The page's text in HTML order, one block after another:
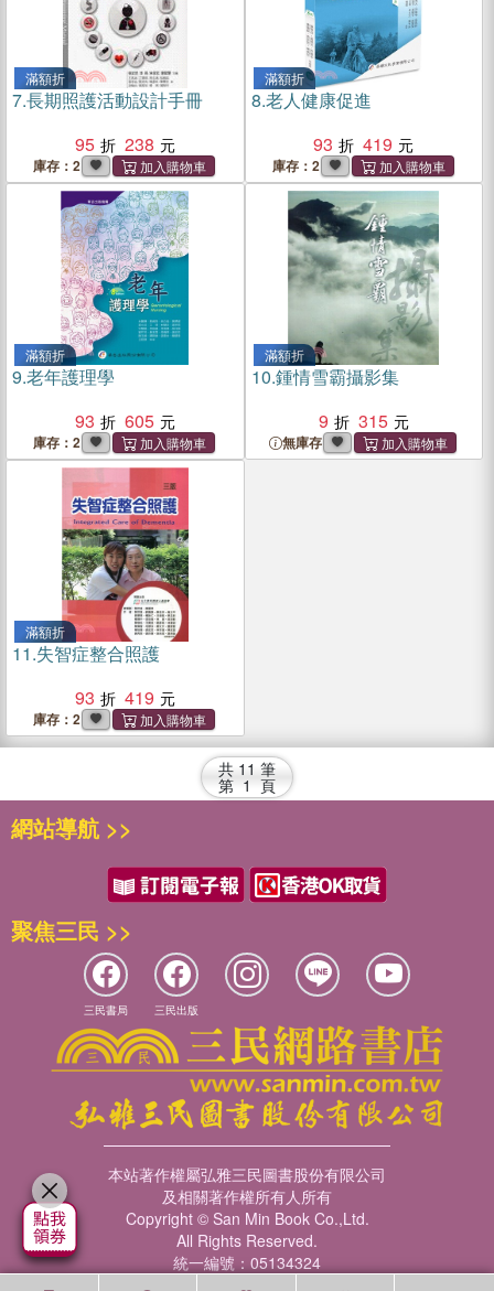
滿額折
7.長期照護活動設計手冊
95
238
庫存：2
滿額折
8.老人健康促進
93
419
庫存：2
滿額折
9.老年護理學
93
605
庫存：2
滿額折
10.鍾情雪霸攝影集
9
315
無庫存
滿額折
11.失智症整合照護
93
419
庫存：2
共 11 筆
第 1 頁
網站導航 >>
聚焦三民 >>
三民書局 三民出版
本站著作權屬弘雅三民圖書股份有限公司
及相關著作權所有人所有
Copyright © San Min Book Co.,Ltd.
All Rights Reserved.
統一編號：05134324